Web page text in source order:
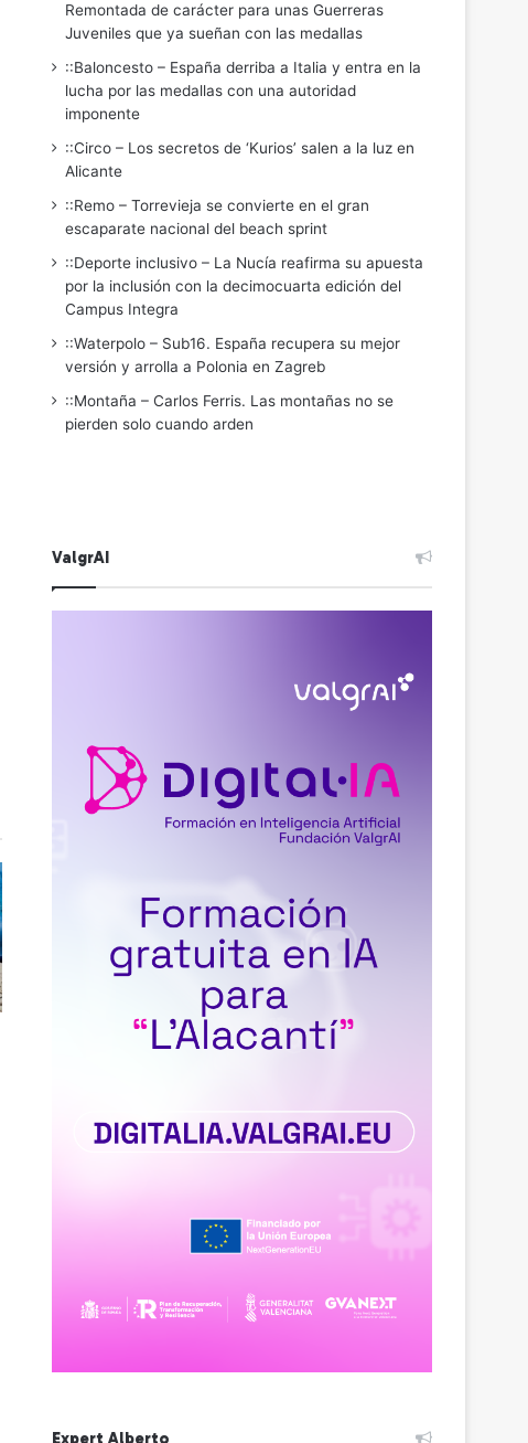
Remontada de carácter para unas Guerreras
Juveniles que ya sueñan con las medallas
::Baloncesto – España derriba a Italia y entra en la
lucha por las medallas con una autoridad
imponente
::Circo – Los secretos de ‘Kurios’ salen a la luz en
Alicante
::Remo – Torrevieja se convierte en el gran
escaparate nacional del beach sprint
::Deporte inclusivo – La Nucía reafirma su apuesta
por la inclusión con la decimocuarta edición del
Campus Integra
::Waterpolo – Sub16. España recupera su mejor
versión y arrolla a Polonia en Zagreb
::Montaña – Carlos Ferris. Las montañas no se
pierden solo cuando arden
ValgrAI
Expert Alberto